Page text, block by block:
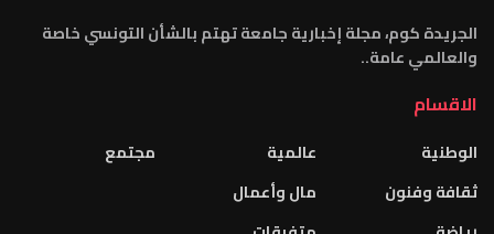
الجريدة كوم، مجلة إخبارية جامعة تهتم بالشأن التونسي خاصة
والعالمي عامة..
الاقسام
الوطنية
ثقافة وفنون
عالمية
مال وأعمال
مجتمع